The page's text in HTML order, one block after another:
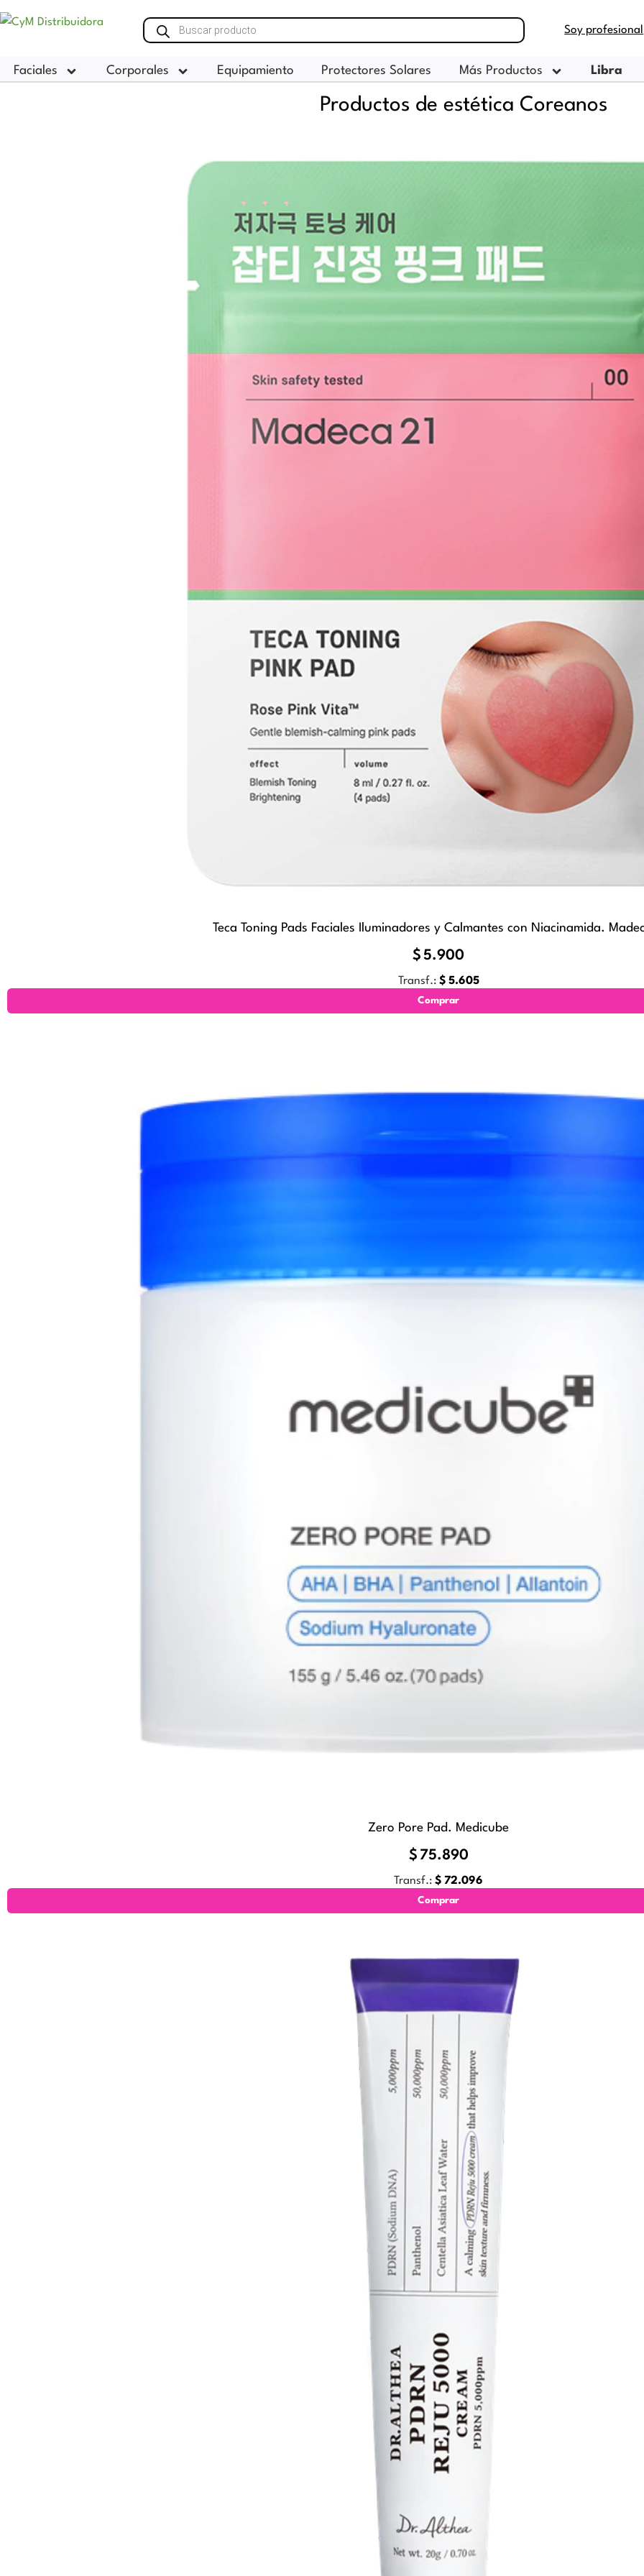
Búsqueda
de
Soy profesional
Faciales Corporales Equipamiento Protectores Solares Más Productos Libra
Productos de estética Coreanos
Teca Toning Pads Faciales Iluminadores y Calmantes con Niacinamida.
$ 5.900
Transf.: $ 5.605
Comprar
Zero Pore Pad. Medicube
$ 75.890
Transf.: $ 72.096
Comprar